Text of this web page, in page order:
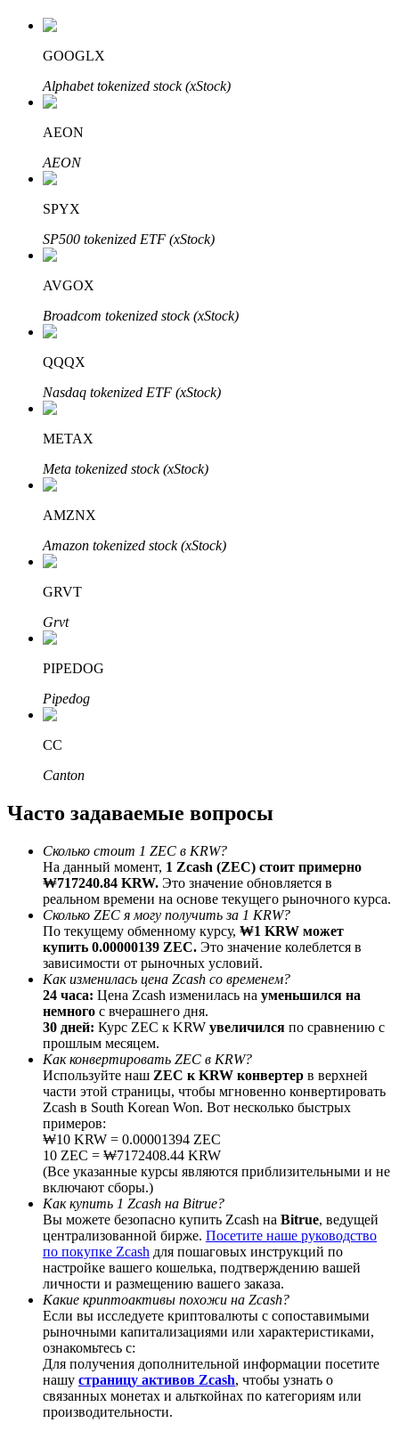
Авто Инвест
Получите долгосрочную прибыль и гибкие проценты
Изучите стейкинг
Узнайте о пассивном доходе
Bitrue Партнеры
Партнеры Bitrue
До 65% комиссии!
Реферал
Пригласите друга, чтобы получить денежные
вознаграждения
BTC Welcome Rewards
BTC Welcome Rewards
Deposit & Trade BTC to Share 25000 USDT prize pool!
Deposit CASHCAT & Win
Share 500000 CASHCAT prize pool
GOOGLX
Alphabet tokenized stock (xStock)
AEON
AEON
SPYX
SP500 tokenized ETF (xStock)
AVGOX
Broadcom tokenized stock (xStock)
QQQX
Nasdaq tokenized ETF (xStock)
METAX
Meta tokenized stock (xStock)
AMZNX
Amazon tokenized stock (xStock)
GRVT
Grvt
PIPEDOG
Pipedog
CC
Canton
Часто задаваемые вопросы
Сколько стоит 1 ZEC в KRW?
На данный момент, 1 Zcash (ZEC) стоит примерно
₩717240.84 KRW. Это значение обновляется в
реальном времени на основе текущего рыночного курса.
Сколько ZEC я могу получить за 1 KRW?
По текущему обменному курсу, ₩1 KRW может
купить 0.00000139 ZEC. Это значение колеблется в
зависимости от рыночных условий.
Как изменилась цена Zcash со временем?
24 часа: Цена Zcash изменилась на уменьшился на
немного с вчерашнего дня.
30 дней: Курс ZEC к KRW увеличился по сравнению с
прошлым месяцем.
Как конвертировать ZEC в KRW?
Используйте наш ZEC к KRW конвертер в верхней
части этой страницы, чтобы мгновенно конвертировать
Zcash в South Korean Won. Вот несколько быстрых
примеров:
₩10 KRW = 0.00001394 ZEC
10 ZEC = ₩7172408.44 KRW
(Все указанные курсы являются приблизительными и не
включают сборы.)
Как купить 1 Zcash на Bitrue?
Вы можете безопасно купить Zcash на Bitrue, ведущей
централизованной бирже. Посетите наше руководство
по покупке Zcash для пошаговых инструкций по
настройке вашего кошелька, подтверждению вашей
личности и размещению вашего заказа.
Какие криптоактивы похожи на Zcash?
Если вы исследуете криптовалюты с сопоставимыми
рыночными капитализациями или характеристиками,
ознакомьтесь с:
Для получения дополнительной информации посетите
нашу страницу активов Zcash, чтобы узнать о
связанных монетах и альткойнах по категориям или
производительности.